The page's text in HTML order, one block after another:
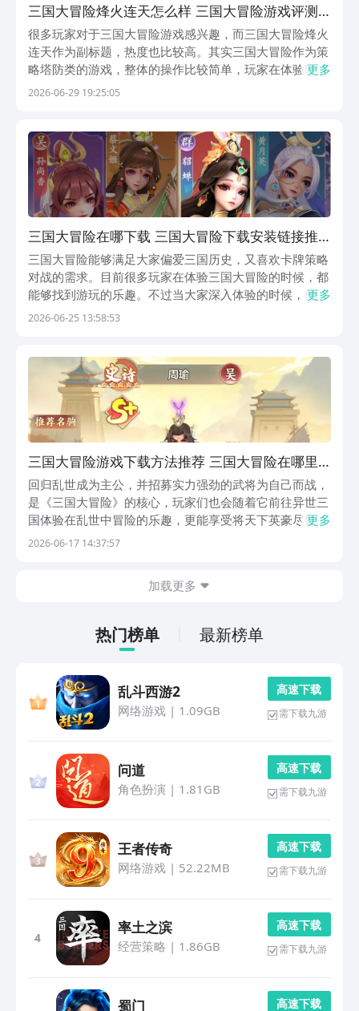
三国大冒险烽火连天怎么样 三国大冒险游戏评测
推荐
很多玩家对于三国大冒险游戏感兴趣，而三国大冒险烽火
连天作为副标题，热度也比较高。其实三国大冒险作为策
略塔防类的游戏，整体的操作比较简单，玩家在体验时，
不管是刚开始接触塔防游戏,还是没有太长的时间去深入
大...
更多
2026-06-29 19:25:05
三国大冒险在哪下载 三国大冒险下载安装链接推
荐
三国大冒险能够满足大家偏爱三国历史，又喜欢卡牌策略
对战的需求。目前很多玩家在体验三国大冒险的时候，都
能够找到游玩的乐趣。不过当大家深入体验的时候，他们
也想要知道三国大冒险在哪下载。毕竟一款游戏上线之
载...
更多
2026-06-25 13:58:53
三国大冒险游戏下载方法推荐 三国大冒险在哪里
下载
回归乱世成为主公，并招募实力强劲的武将为自己而战，
是《三国大冒险》的核心，玩家们也会随着它前往异世三
国体验在乱世中冒险的乐趣，更能享受将天下英豪尽数收
入麾下的快乐。三国大冒险游戏下载方法分享会为各位送
更多
2026-06-17 14:37:57
加载更多
热门榜单 最新榜单
乱斗西游2
网络游戏| 1.09GB
高 速 下 载
需下载九游
问道
角色扮演 | 1.81GB
高 速 下 载
需下载九游
王者传奇
网络游戏| 52.22MB
高 速 下 载
需下载九游
4
率土之滨
经营策略 | 1.86GB
高 速 下 载
需下载九游
蜀门 高 速 下 载